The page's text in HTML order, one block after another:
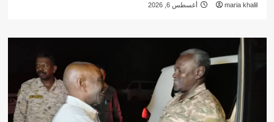
maria khalil أغسطس 6, 2026